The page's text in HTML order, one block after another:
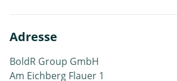
Adresse
BoldR Group GmbH
Am Eichberg Flauer 1